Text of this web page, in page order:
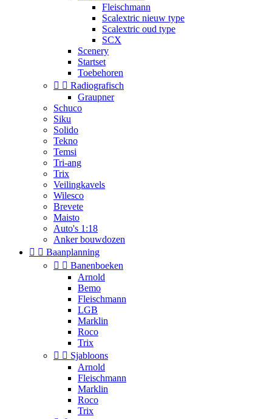
Fleischmann
Scalextric nieuw type
Scalextric oud type
SCX
Scenery
Startset
Toebehoren
  Radiografisch
Graupner
Schuco
Siku
Solido
Tekno
Temsi
Tri-ang
Trix
Veilingkavels
Wilesco
Brevete
Maisto
Auto's 1:18
Anker bouwdozen
  Baanplanning
  Banenboeken
Arnold
Bemo
Fleischmann
LGB
Marklin
Roco
Trix
  Sjabloons
Arnold
Fleischmann
Marklin
Roco
Trix